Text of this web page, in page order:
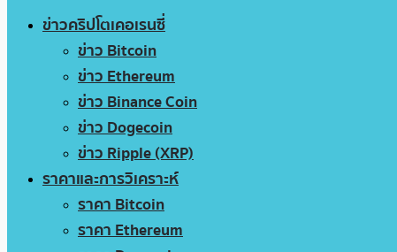
ข่าวคริปโตเคอเรนซี่
ข่าว Bitcoin
ข่าว Ethereum
ข่าว Binance Coin
ข่าว Dogecoin
ข่าว Ripple (XRP)
ราคาและการวิเคราะห์
ราคา Bitcoin
ราคา Ethereum